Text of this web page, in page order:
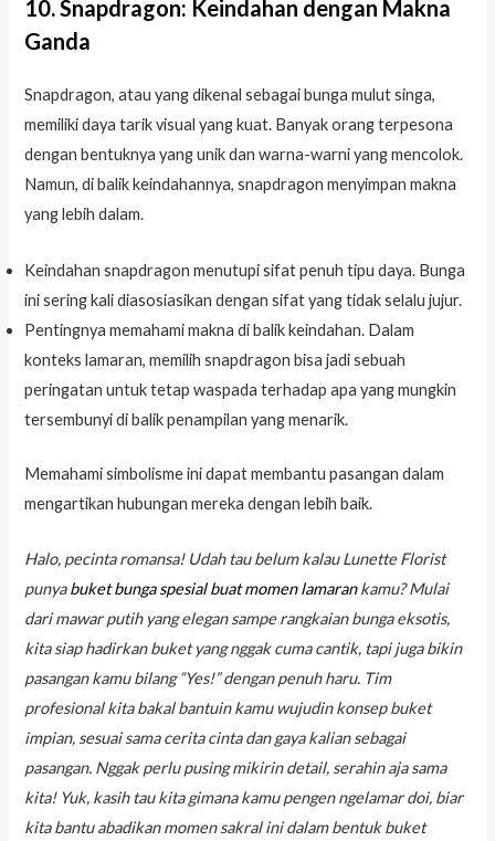
10. Snapdragon: Keindahan dengan Makna
Ganda
Snapdragon, atau yang dikenal sebagai bunga mulut singa,
memiliki daya tarik visual yang kuat. Banyak orang terpesona
dengan bentuknya yang unik dan warna-warni yang mencolok.
Namun, di balik keindahannya, snapdragon menyimpan makna
yang lebih dalam.
Keindahan snapdragon menutupi sifat penuh tipu daya. Bunga
ini sering kali diasosiasikan dengan sifat yang tidak selalu jujur.
Pentingnya memahami makna di balik keindahan. Dalam
konteks lamaran, memilih snapdragon bisa jadi sebuah
peringatan untuk tetap waspada terhadap apa yang mungkin
tersembunyi di balik penampilan yang menarik.
Memahami simbolisme ini dapat membantu pasangan dalam
mengartikan hubungan mereka dengan lebih baik.
Halo, pecinta romansa! Udah tau belum kalau Lunette Florist
punyabuket bunga spesial buat momen lamarankamu? Mulai
dari mawar putih yang elegan sampe rangkaian bunga eksotis,
kita siap hadirkan buket yang nggak cuma cantik, tapi juga bikin
pasangan kamu bilang “Yes!” dengan penuh haru. Tim
profesional kita bakal bantuin kamu wujudin konsep buket
impian, sesuai sama cerita cinta dan gaya kalian sebagai
pasangan. Nggak perlu pusing mikirin detail, serahin aja sama
kita! Yuk, kasih tau kita gimana kamu pengen ngelamar doi, biar
kita bantu abadikan momen sakral ini dalam bentuk buket